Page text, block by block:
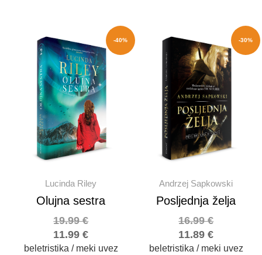
-40%
Lucinda Riley
Olujna sestra
11.99€
19.99€
beletristika / meki uvez
-30%
Andrzej Sapkowski
Posljednja želja
11.89€
16.99€
beletristika / meki uvez